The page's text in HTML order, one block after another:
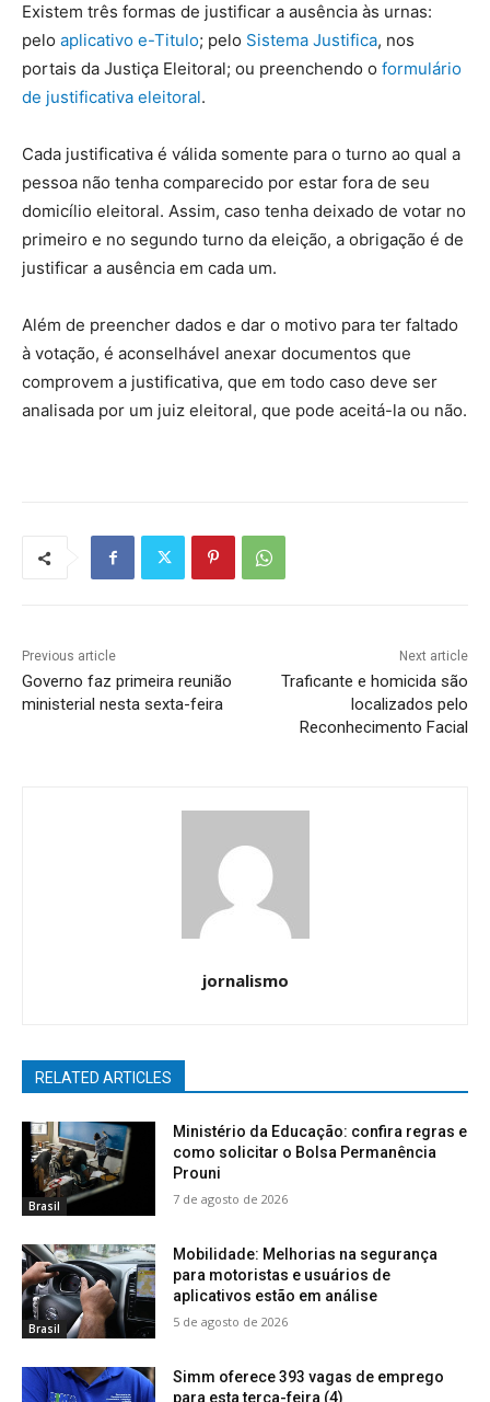
Existem três formas de justificar a ausência às urnas:
pelo aplicativo e-Titulo; pelo Sistema Justifica, nos
portais da Justiça Eleitoral; ou preenchendo o formulário
de justificativa eleitoral.
Cada justificativa é válida somente para o turno ao qual a
pessoa não tenha comparecido por estar fora de seu
domicílio eleitoral. Assim, caso tenha deixado de votar no
primeiro e no segundo turno da eleição, a obrigação é de
justificar a ausência em cada um.
Além de preencher dados e dar o motivo para ter faltado
à votação, é aconselhável anexar documentos que
comprovem a justificativa, que em todo caso deve ser
analisada por um juiz eleitoral, que pode aceitá-la ou não.
Previous article
Governo faz primeira reunião
ministerial nesta sexta-feira
Next article
Traficante e homicida são
localizados pelo
Reconhecimento Facial
jornalismo
RELATED ARTICLES
Brasil
Ministério da Educação: confira regras e
como solicitar o Bolsa Permanência
Prouni
7 de agosto de 2026
Brasil
Mobilidade: Melhorias na segurança
para motoristas e usuários de
aplicativos estão em análise
5 de agosto de 2026
Simm oferece 393 vagas de emprego
para esta terça-feira (4)